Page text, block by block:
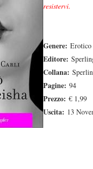
resistervi.
Genere: Erotico
Editore:
Collana:
Pagine: 94
Prezzo: € 1,99
Uscita: 13